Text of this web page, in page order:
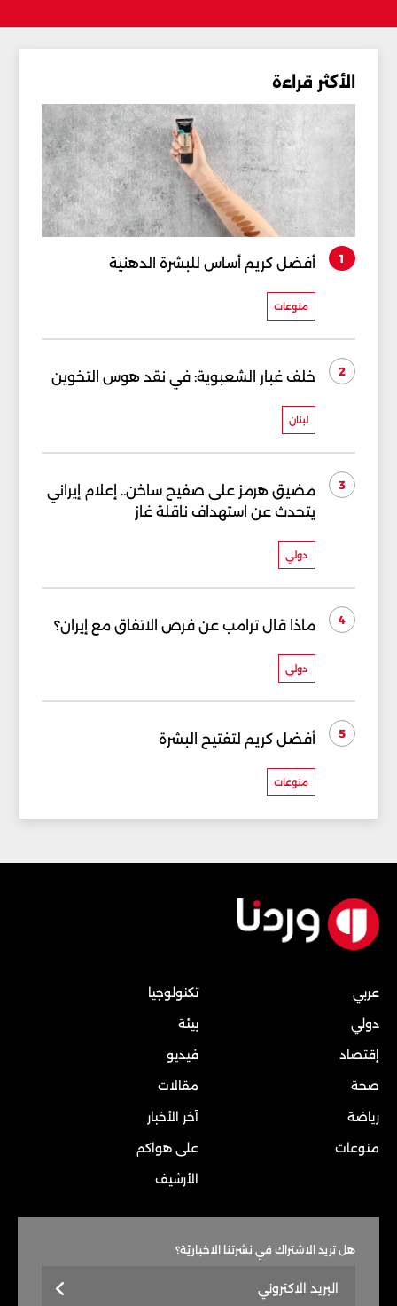
الأكثر قراءة
1 أفضل كريم أساس للبشرة الدهنية
منوعات
2 خلف غبار الشعبوية: في نقد هوس التخوين
لبنان
3
مضيق هرمز على صفيح ساخن.. إعلام إيراني
يتحدث عن استهداف ناقلة غاز
دولي
4 ماذا قال ترامب عن فرص الاتفاق مع إيران؟
دولي
5 أفضل كريم لتفتيح البشرة
منوعات
عربي
دولي
إقتصاد
صحة
رياضة
منوعات
تكنولوجيا
بيئة
فيديو
مقالات
آخر الأخبار
على هواكم
الأرشيف
هل تريد الاشتراك في نشرتنا الاخباريّة؟